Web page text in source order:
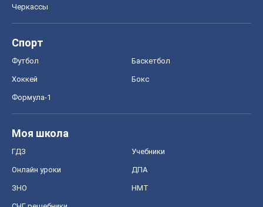
Черкассы
Спорт
Футбол Баскетбол
Хоккей Бокс
Формула-1
Моя школа
ГДЗ Учебники
Онлайн уроки ДПА
ЗНО НМТ